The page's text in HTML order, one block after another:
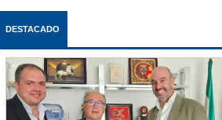
DESTACADO